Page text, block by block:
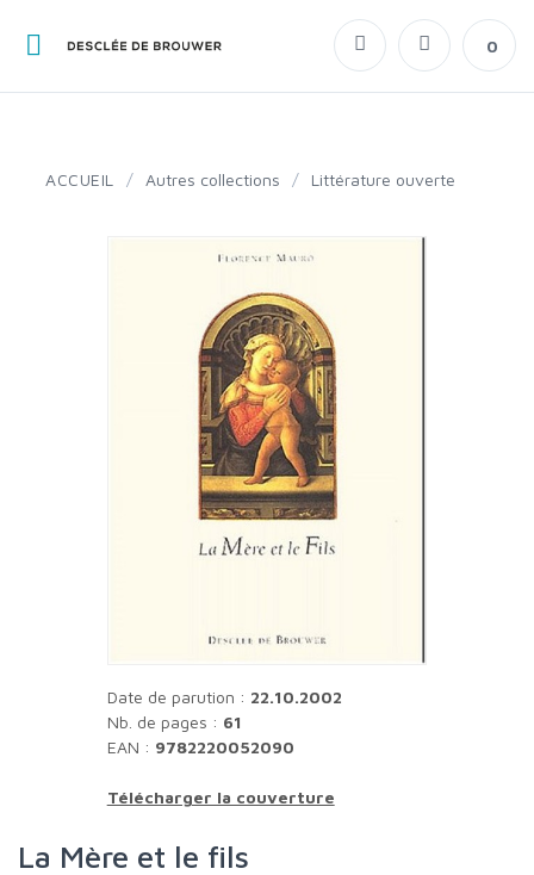
0
ACCUEIL / Autres collections / Littérature ouverte
Date de parution : 22.10.2002
Nb. de pages : 61
EAN : 9782220052090
Télécharger la couverture
La Mère et le fils